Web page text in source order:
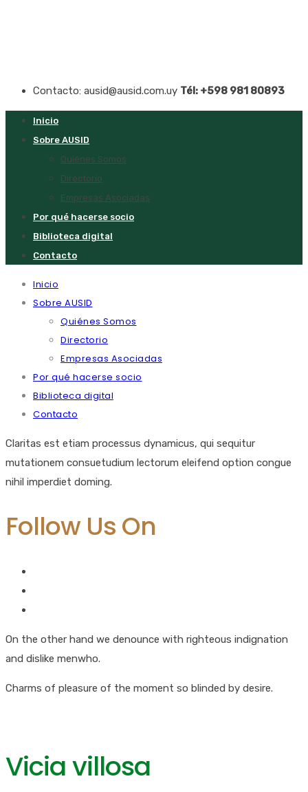
Contacto: ausid@ausid.com.uy Tél: +598 981 80893
Inicio
Sobre AUSID
Quiénes Somos
Directorio
Empresas Asociadas
Por qué hacerse socio
Biblioteca digital
Contacto
Inicio
Sobre AUSID
Quiénes Somos
Directorio
Empresas Asociadas
Por qué hacerse socio
Biblioteca digital
Contacto
Claritas est etiam processus dynamicus, qui sequitur
mutationem consuetudium lectorum eleifend option congue
nihil imperdiet doming.
Follow Us On
On the other hand we denounce with righteous indignation
and dislike menwho.
Charms of pleasure of the moment so blinded by desire.
Vicia villosa